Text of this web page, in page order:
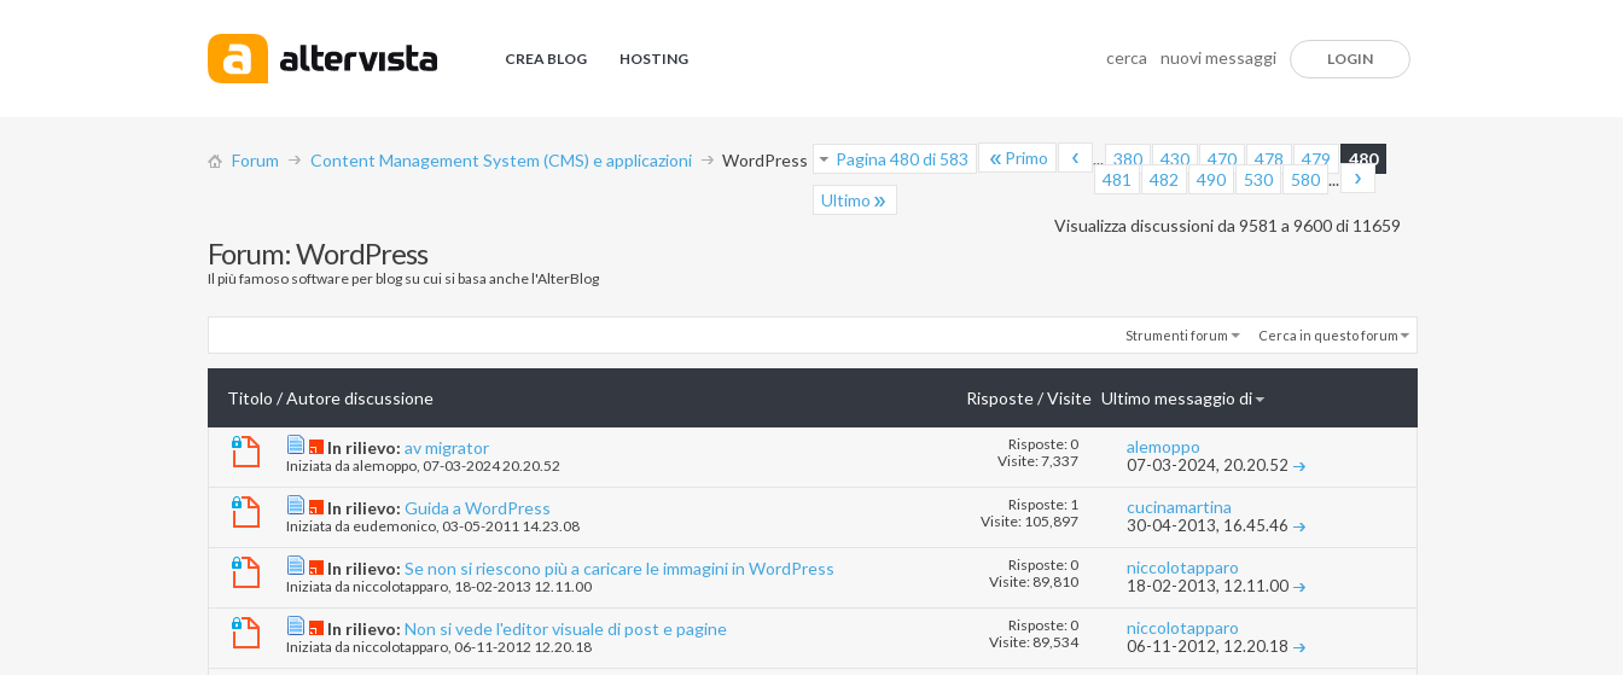
CREA BLOG HOSTING cerca nuovi messaggi LOGIN
Forum Content Management System (CMS) e applicazioni WordPress Pagina 480 di 583 Primo ... 380 430 470 478 479
480
481
482 490 530 580 ...
Ultimo
Visualizza discussioni da 9581 a 9600 di 11659
Forum:WordPress
Il più famoso software per blog su cui si basa anche l'AlterBlog
Strumenti forum Cerca in questo forum
Titolo /Autore discussione Risposte/Visite Ultimo messaggio di
In rilievo: av migrator
Iniziata da alemoppo‎, 07-03-2024 20.20.52
Risposte: 0
Visite: 7,337
alemoppo
07-03-2024, 20.20.52
In rilievo: Guida a WordPress
Iniziata da eudemonico‎, 03-05-2011 14.23.08
Risposte: 1
Visite: 105,897
cucinamartina
30-04-2013, 16.45.46
In rilievo: Se non si riescono più a caricare le immagini in WordPress
Iniziata da niccolotapparo‎, 18-02-2013 12.11.00
Risposte: 0
Visite: 89,810
niccolotapparo
18-02-2013, 12.11.00
In rilievo: Non si vede l'editor visuale di post e pagine
Iniziata da niccolotapparo‎, 06-11-2012 12.20.18
Risposte: 0
Visite: 89,534
niccolotapparo
06-11-2012, 12.20.18